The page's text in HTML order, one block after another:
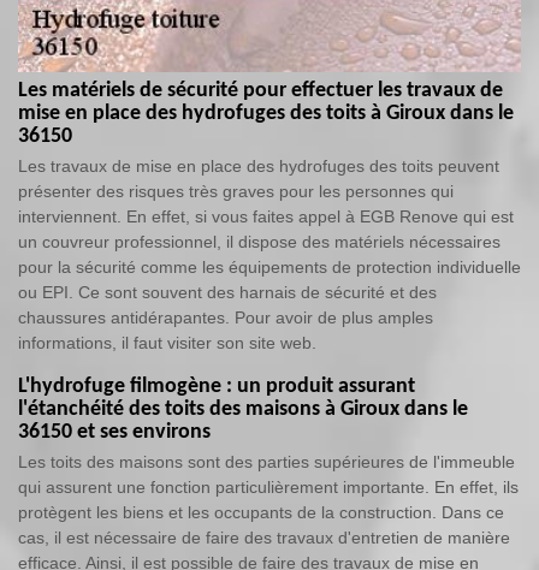
Les matériels de sécurité pour effectuer les travaux de
mise en place des hydrofuges des toits à Giroux dans le
36150
Les travaux de mise en place des hydrofuges des toits peuvent
présenter des risques très graves pour les personnes qui
interviennent. En effet, si vous faites appel à EGB Renove qui est
un couvreur professionnel, il dispose des matériels nécessaires
pour la sécurité comme les équipements de protection individuelle
ou EPI. Ce sont souvent des harnais de sécurité et des
chaussures antidérapantes. Pour avoir de plus amples
informations, il faut visiter son site web.
L'hydrofuge filmogène : un produit assurant
l'étanchéité des toits des maisons à Giroux dans le
36150 et ses environs
Les toits des maisons sont des parties supérieures de l'immeuble
qui assurent une fonction particulièrement importante. En effet, ils
protègent les biens et les occupants de la construction. Dans ce
cas, il est nécessaire de faire des travaux d'entretien de manière
efficace. Ainsi, il est possible de faire des travaux de mise en